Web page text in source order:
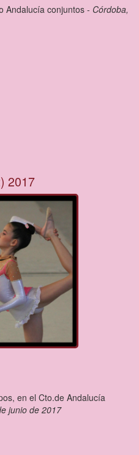
Andalucía conjuntos - Córdoba,
2017
en el Cto.de Andalucía
junio de 2017